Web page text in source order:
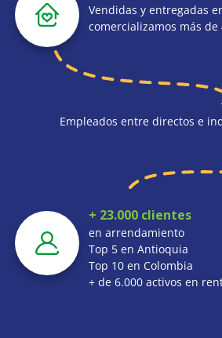
Vendidas y entregadas
comercializamos más de
Empleados entre directos e
+ 23.000 clientes
en arrendamiento
Top 5 en Antioquia
Top 10 en Colombia
+ de 6.000 activos en